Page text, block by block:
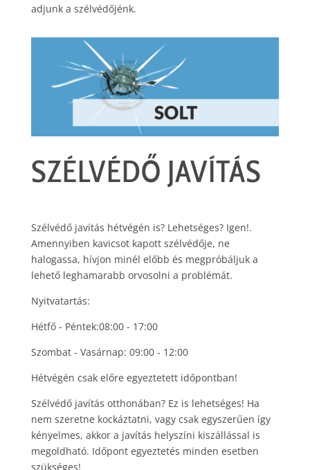
adjunk a szélvédőjénk.
SZÉLVÉDŐ JAVÍTÁS
Szélvédő javítás hétvégén is? Lehetséges? Igen!.
Amennyiben kavicsot kapott szélvédője, ne
halogassa, hívjon minél előbb és megpróbáljuk a
lehető leghamarabb orvosolni a problémát.
Nyitvatartás:
Hétfő - Péntek:08:00 - 17:00
Szombat - Vasárnap: 09:00 - 12:00
Hétvégén csak előre egyeztetett időpontban!
Szélvédő javítás otthonában? Ez is lehetséges! Ha
nem szeretne kockáztatni, vagy csak egyszerűen így
kényelmes, akkor a javítás helyszíni kiszállással is
megoldható. Időpont egyeztetés minden esetben
szükséges!